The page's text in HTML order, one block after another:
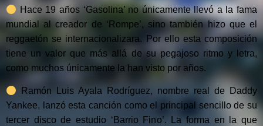
Hace 19 años ‘Gasolina’ no únicamente llevó a la fama
mundial al creador de ‘Rompe’, sino también hizo que el
reggaetón se internacionalizara. Por ello esta composición
tiene un valor que más allá de su pegajoso ritmo y letra,
como muchos únicamente la han visto por años.
Ramón Luis Ayala Rodríguez, nombre real de Daddy
Yankee, lanzó esta canción como el principal sencillo de su
tercer disco de estudio ‘Barrio Fino’. La forma en la que